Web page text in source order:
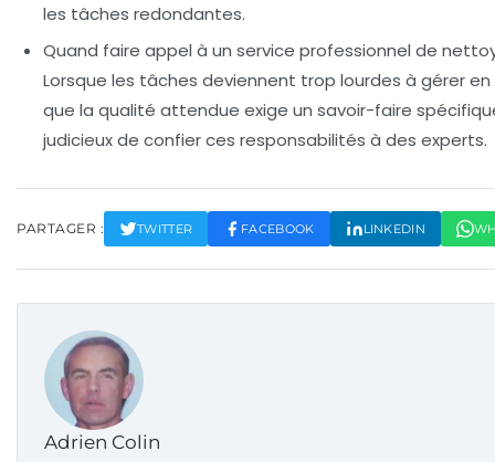
les tâches redondantes.
Quand faire appel à un service professionnel de
Lorsque les tâches deviennent trop lourdes à gérer
que la qualité attendue exige un savoir-faire
judicieux de confier ces responsabilités à des experts.
PARTAGER : TWITTER FACEBOOK LINKEDIN
Adrien Colin